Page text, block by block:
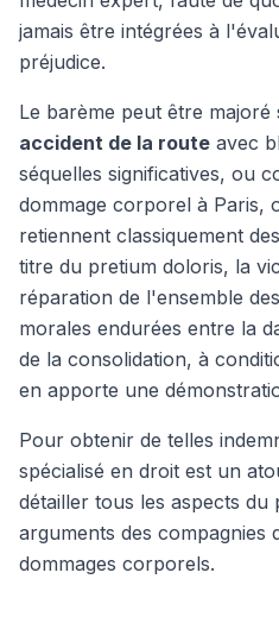
jamais être intégrées à
préjudice.
Le barème peut être majoré
accident de la route avec
séquelles significatives, ou
dommage corporel à Paris,
retiennent classiquement
titre du pretium doloris, la
réparation de l'ensemble
morales endurées entre la
de la consolidation, à
en apporte une
Pour obtenir de telles
spécialisé en droit est un
détailler tous les aspects du
arguments des compagnies
dommages corporels.